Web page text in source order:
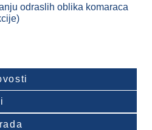
odraslih oblika komaraca